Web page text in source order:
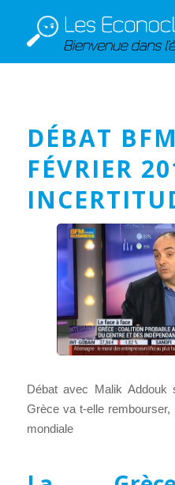
DÉBAT
FÉVRIER
Débat avec Malik Addouk
Grèce va t-elle
mondiale